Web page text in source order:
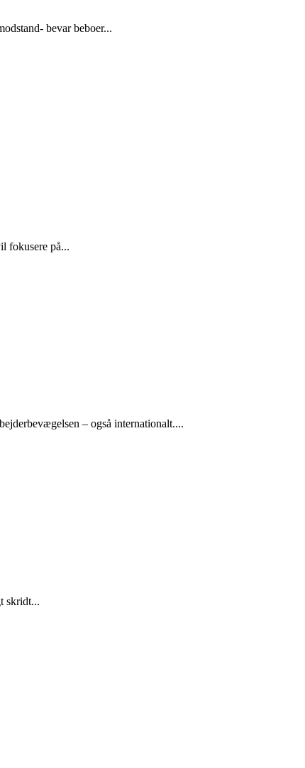
bevar beboer...
fokusere på...
– også internationalt....
skridt...